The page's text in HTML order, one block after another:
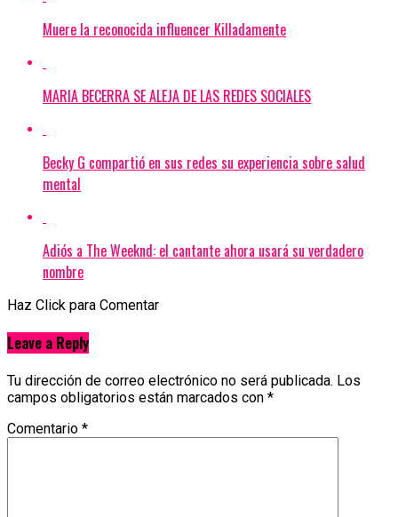
Muere la reconocida influencer Killadamente
MARIA BECERRA SE ALEJA DE LAS REDES SOCIALES
Becky G compartió en sus redes su experiencia sobre salud
mental
Adiós a The Weeknd: el cantante ahora usará su verdadero
nombre
Haz Click para Comentar
Leave a Reply
Tu dirección de correo electrónico no será publicada. Los
campos obligatorios están marcados con *
Comentario *